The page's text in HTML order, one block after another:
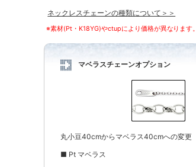
ネックレスチェーンの種類について＞＞
※素材(Pt・K18YG)やctupにより価格が異なります。
マベラスチェーンオプション
丸小豆40cmからマベラス40cmへの変更
■ Pt マベラス